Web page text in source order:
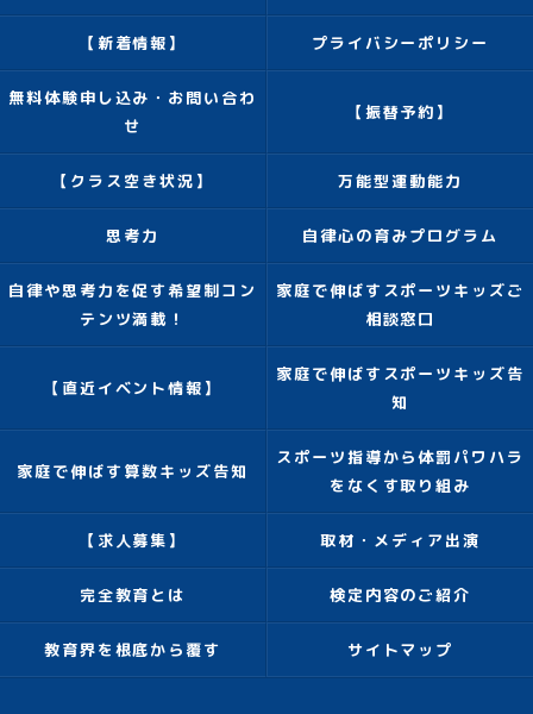
【新着情報】 プライバシーポリシー
無料体験申し込み・お問い合わ
せ
【振替予約】
【クラス空き状況】 万能型運動能力
思考力 自律心の育みプログラム
自律や思考力を促す希望制コン
テンツ満載！
家庭で伸ばすスポーツキッズご
相談窓口
【直近イベント情報】
家庭で伸ばすスポーツキッズ告
知
家庭で伸ばす算数キッズ告知
スポーツ指導から体罰パワハラ
をなくす取り組み
【求人募集】 取材・メディア出演
完全教育とは 検定内容のご紹介
教育界を根底から覆す サイトマップ